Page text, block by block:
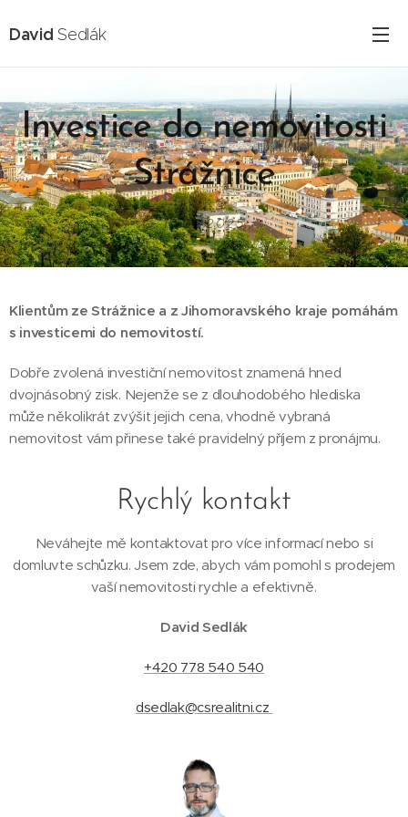
DavidSedlák
Investice do nemovitosti
Strážnice
16.02.2025
Klientům ze Strážnice a z Jihomoravského kraje pomáhám
s investicemi do nemovitostí.
Dobře zvolená investiční nemovitost znamená hned
dvojnásobný zisk. Nejenže se z dlouhodobého hlediska
může několikrát zvýšit jejich cena, vhodně vybraná
nemovitost vám přinese také pravidelný příjem z pronájmu.
Rychlý kontakt
Neváhejte mě kontaktovat pro více informací nebo si
domluvte schůzku. Jsem zde, abych vám pomohl s prodejem
vaší nemovitosti rychle a efektivně.
David Sedlák
+420 778 540 540
dsedlak@csrealitni.cz